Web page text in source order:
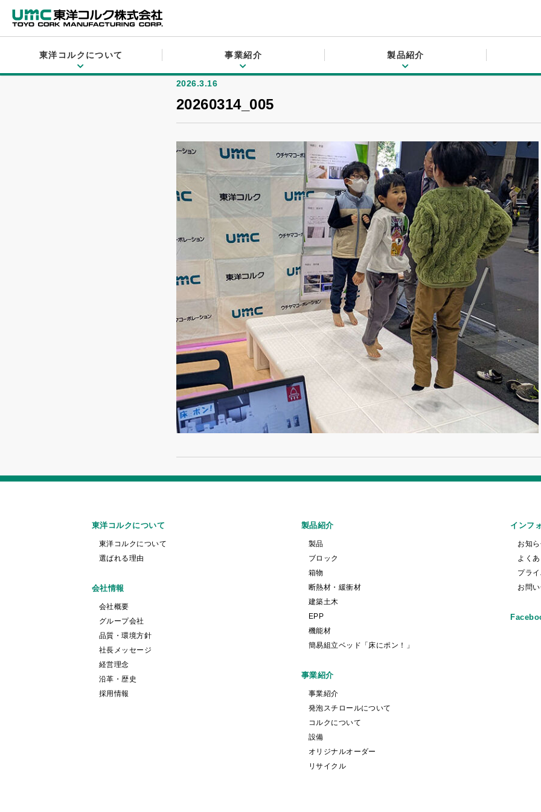
東洋コルクについて 事業紹介 製品紹介
コルクについて
オリジナルオーダー
箱物
建築土木
機能材
品質・環境方針
経営理念
採用情報
プライバシーポリシー
トップ>お知らせ> 20260314_005
2026.3.16
20260314_005
東洋コルクについて
東洋コルクについて
選ばれる理由
会社情報
会社概要
グループ会社
品質・環境方針
社長メッセージ
経営理念
沿革・歴史
採用情報
製品紹介
製品
ブロック
箱物
断熱材・緩衝材
建築土木
EPP
機能材
簡易組立ベッド「床にポン！」
事業紹介
事業紹介
発泡スチロールについて
コルクについて
設備
オリジナルオーダー
リサイクル
インフ
お知
よく
プラ
お問